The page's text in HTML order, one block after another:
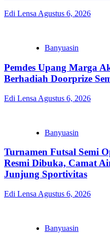
Edi Lensa Agustus 6, 2026
Banyuasin
Pemdes Upang Marga
Berhadiah Doorprize
Edi Lensa Agustus 6, 2026
Banyuasin
Turnamen Futsal Semi
Resmi Dibuka, Camat
Junjung Sportivitas
Edi Lensa Agustus 6, 2026
Banyuasin